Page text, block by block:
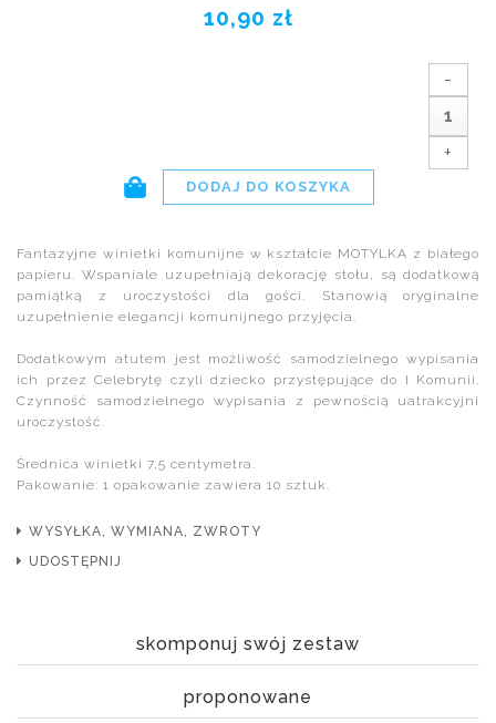
10,90 zł
-
+
Fantazyjne winietki komunijne w kształcie MOTYLKA z białego
papieru. Wspaniale uzupełniają dekorację stołu, są dodatkową
pamiątką z uroczystości dla gości. Stanowią oryginalne
uzupełnienie elegancji komunijnego przyjęcia.
Dodatkowym atutem jest możliwość samodzielnego wypisania
ich przez Celebrytę czyli dziecko przystępujące do I Komunii.
Czynność samodzielnego wypisania z pewnością uatrakcyjni
uroczystość.
Średnica winietki 7,5 centymetra.
Pakowanie: 1 opakowanie zawiera 10 sztuk.
WYSYŁKA, WYMIANA, ZWROTY
UDOSTĘPNIJ
skomponuj swój zestaw
proponowane